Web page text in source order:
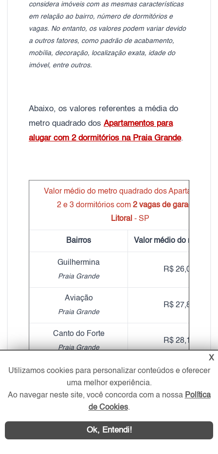
considera imóveis com as mesmas características
em relação ao bairro, número de dormitórios e
vagas. No entanto, os valores podem variar devido
a outros fatores, como padrão de acabamento,
mobília, decoração, localização exata, idade do
imóvel, entre outros.
Abaixo, os valores referentes a média do
metro quadrado dos Apartamentos para
alugar com 2 dormitórios na Praia Grande.
Valor médio do metro quadrado dos Apartamentos
2 e 3 dormitórios com 2 vagas de garagem
Litoral - SP
Bairros Valor médio do m²
Guilhermina
Praia Grande
R$ 26,04
Aviação
Praia Grande
R$ 27,89
Canto do Forte
Praia Grande
R$ 28,15
Riviera de São Lourenço
Bertioga
Vila Tupi
Boqueirão
X
Utilizamos cookies para personalizar conteúdos e oferecer
uma melhor experiência.
Ao navegar neste site, você concorda com a nossa Política
de Cookies.
Ok, Entendi!